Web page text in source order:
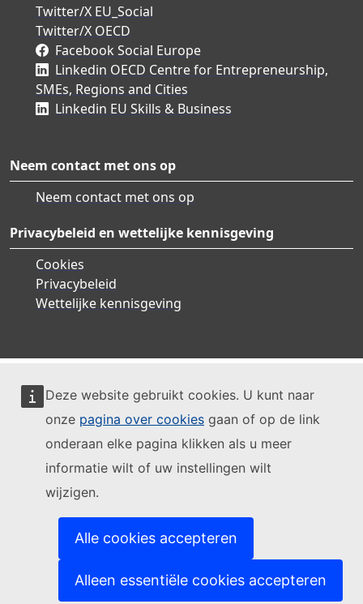
Deze website gebruikt cookies. U kunt naar
onze pagina over cookies gaan of op de link
onderaan elke pagina klikken als u meer
informatie wilt of uw instellingen wilt
wijzigen.
Alle cookies accepteren
Alleen essentiële cookies accepteren
Twitter/X EU_Social
Twitter/X OECD
Facebook Social Europe
Linkedin OECD Centre for Entrepreneurship,
SMEs, Regions and Cities
Linkedin EU Skills & Business
Neem contact met ons op
Neem contact met ons op
Privacybeleid en wettelijke kennisgeving
Cookies
Privacybeleid
Wettelijke kennisgeving